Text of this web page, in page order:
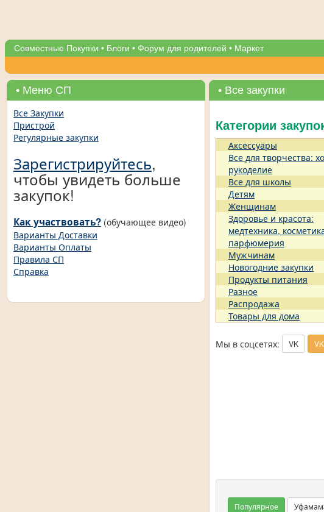
Совместные Покупки • Блоги • Форум для родителей • Маркет
• Меню СП
Все Закупки
Пристрой
Регулярные закупки
Зарегистрируйтесь,
чтобы увидеть больше
закупок!
Как участвовать? (обучающее видео)
Варианты Доставки
Варианты Оплаты
Правила СП
Справка
• Все закупки
Категории
Аксессуары
Все для творчества:
рукоделие
Все для школы
Детям
Женщинам
Здоровье и красота:
медтехника,
парфюмерия
Мужчинам
Новогодние закупки
Продукты питания
Разное
Распродажа
Товары для дома
Мы в соцсетях: VK
Популярное